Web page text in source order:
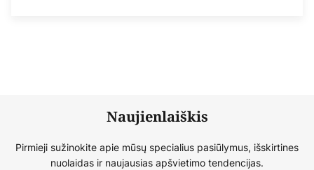
Naujienlaiškis
Pirmieji sužinokite apie mūsų specialius pasiūlymus, išskirtines
nuolaidas ir naujausias apšvietimo tendencijas.